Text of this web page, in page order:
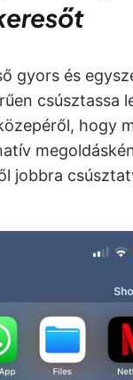
gyors és
csúsztassa
hogy
jobbra